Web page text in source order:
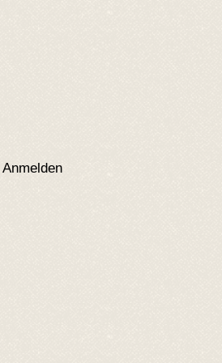
Anmelden